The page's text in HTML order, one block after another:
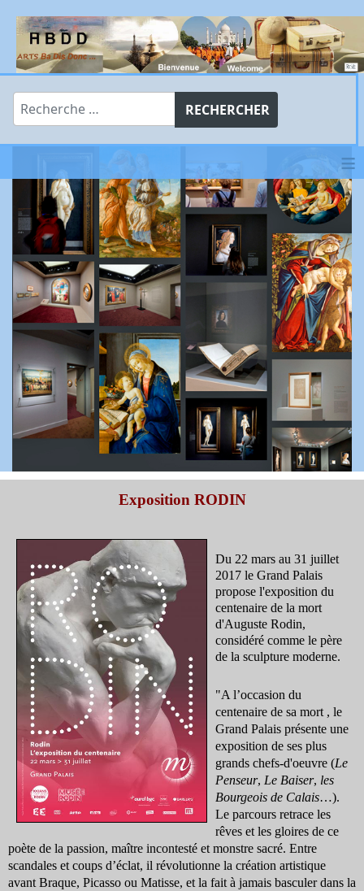
Rechercher
RECHERCHER
≡
Exposition RODIN
Du 22 mars au 31 juillet
2017 le Grand Palais
propose l'exposition du
centenaire de la mort
d'Auguste Rodin,
considéré comme le père
de la sculpture moderne.
"A l’occasion du
centenaire de sa mort , le
Grand Palais présente une
exposition de ses plus
grands chefs-d'oeuvre (Le
Penseur, Le Baiser, les
Bourgeois de Calais…).
Le parcours retrace les
rêves et les gloires de ce
poète de la passion, maître incontesté et monstre sacré. Entre
scandales et coups d’éclat, il révolutionne la création artistique
avant Braque, Picasso ou Matisse, et la fait à jamais basculer dans la